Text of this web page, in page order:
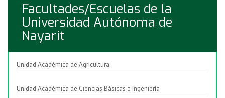
Facultades/Escuelas de la
Universidad Autónoma de
Nayarit
Unidad Académica de Agricultura
Unidad Académica de Ciencias Básicas e Ingeniería